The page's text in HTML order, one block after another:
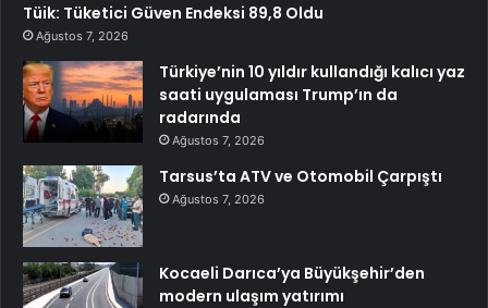
Tüik: Tüketici Güven Endeksi 89,8 Oldu
Ağustos 7, 2026
Türkiye’nin 10 yıldır kullandığı kalıcı yaz
saati uygulaması Trump’ın da
radarında
Ağustos 7, 2026
Tarsus’ta ATV ve Otomobil Çarpıştı
Ağustos 7, 2026
Kocaeli Darıca’ya Büyükşehir’den
modern ulaşım yatırımı